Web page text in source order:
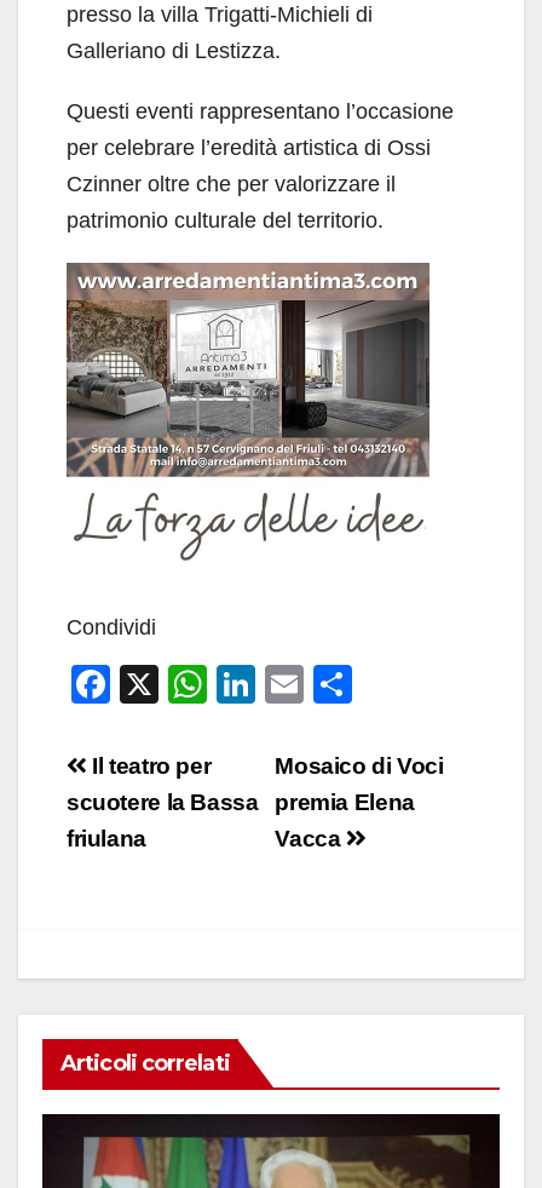
presso la villa Trigatti-Michieli di
Galleriano di Lestizza.
Questi eventi rappresentano l’occasione
per celebrare l’eredità artistica di Ossi
Czinner oltre che per valorizzare il
patrimonio culturale del territorio.
Condividi
F
c
e
b
X
W
at
s
Li
e
dI
E
ail n
di
vi
Navigazione
articoli
Mosaico di Voci
premia Elena
Vacca
Il teatro per
scuotere la Bassa
friulana
Articoli correlati